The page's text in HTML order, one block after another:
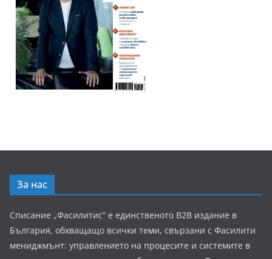
За нас
Списание „Фасилитис” е единственото B2B издание в
България, обхващащо всички теми, свързани с Фасилити
мениджмънт: управлението на процесите и системите в